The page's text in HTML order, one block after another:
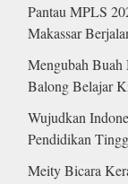
Pantau MPLS
Makassar
Mengubah
Balong Belajar
Wujudkan
Pendidikan
Meity Bicara